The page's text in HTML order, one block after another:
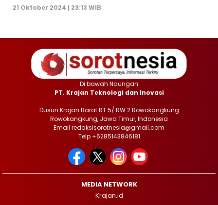
21 Oktober 2024 | 23:13 WIB
Di bawah Naungan
PT. Krajan Teknologi dan Inovasi
Dusun Krajan Barat RT 5/ RW 2 Rowokangkung
Rowokangkung, Jawa Timur, Indonesia
Email redaksisorotnesia@gmail.com
Telp +6285143846181
MEDIA NETWORK
Krajan.id